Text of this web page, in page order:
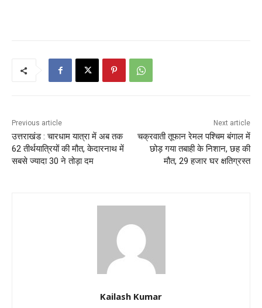
Previous article
उत्तराखंड : चारधाम यात्रा में अब तक
62 तीर्थयात्रियों की मौत, केदारनाथ में
सबसे ज्यादा 30 ने तोड़ा दम
Next article
चक्रवाती तूफान रेमल पश्चिम बंगाल में
छोड़ गया तबाही के निशान, छह की
मौत, 29 हजार घर क्षतिग्रस्त
Kailash Kumar